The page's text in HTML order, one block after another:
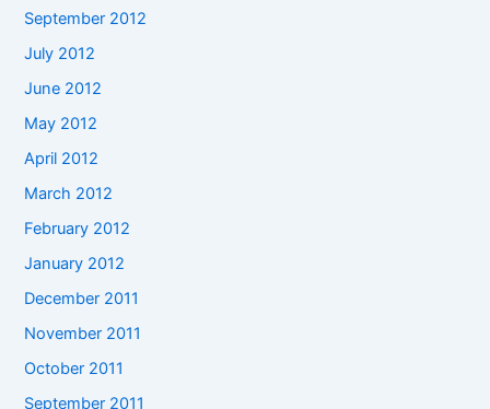
September 2012
July 2012
June 2012
May 2012
April 2012
March 2012
February 2012
January 2012
December 2011
November 2011
October 2011
September 2011